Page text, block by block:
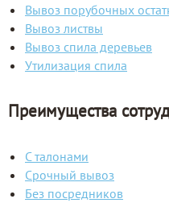
Вывоз порубочных
Вывоз листвы
Вывоз спила деревьев
Утилизация спила
Преимущества
С талонами
Срочный вывоз
Без посредников